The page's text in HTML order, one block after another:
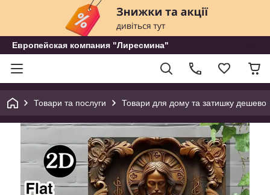
Европейская компания "Лиресмина"
Товари та послуги Товари для дому та затишку дешево